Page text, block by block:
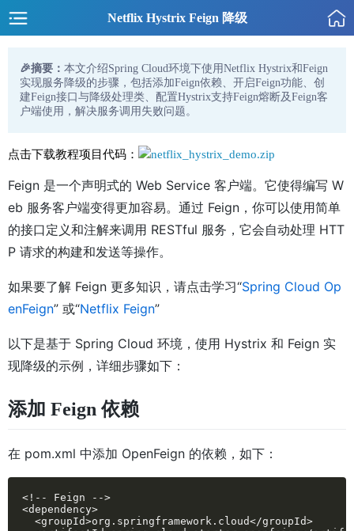
Netflix Hystrix Feign 降级
🎉摘要： 本文介绍Spring Cloud环境下使用Netflix Hystrix和Feign
实现服务降级的步骤，包括添加Feign依赖、开启Feign功能、创
建Feign接口与降级处理类、配置Hystrix支持Feign熔断及Feign客
户端使用，解决服务调用失败问题。
点击下载教程项目代码： netflix_hystrix_demo.zip
Feign 是一个声明式的 Web Service 客户端。它使得编写 W
eb 服务客户端变得更加容易。通过 Feign，你可以使用简单
的接口定义和注解来调用 RESTful 服务，它会自动处理 HTT
P 请求的构建和发送等操作。
如果要了解 Feign 更多知识，请点击学习“Spring Cloud Op
enFeign” 或“Netflix Feign”
以下是基于 Spring Cloud 环境，使用 Hystrix 和 Feign 实
现降级的示例，详细步骤如下：
添加 Feign 依赖
在 pom.xml 中添加 OpenFeign 的依赖，如下：
<!-- Feign -->
<dependency>
<groupId>org.springframework.cloud</groupId>